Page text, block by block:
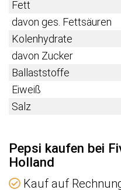
Fett
davon ges. Fettsäuren
Kolenhydrate
davon Zucker
Ballaststoffe
Eiweiß
Salz
Pepsi kaufen bei
Holland
Kauf auf